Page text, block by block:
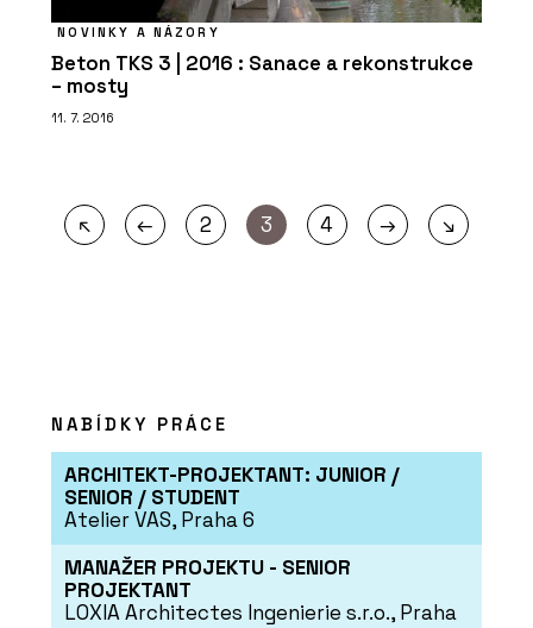
NOVINKY A NÁZORY
Beton TKS 3 | 2016 : Sanace a rekonstrukce
– mosty
11. 7. 2016
↖ ← 2 3 4 → ↘
NABÍDKY PRÁCE
ARCHITEKT-PROJEKTANT: JUNIOR /
SENIOR / STUDENT
Atelier VAS, Praha 6
MANAŽER PROJEKTU - SENIOR
PROJEKTANT
LOXIA Architectes Ingenierie s.r.o., Praha